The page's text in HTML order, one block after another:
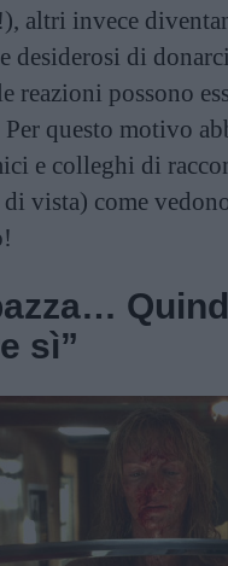
altri invece
desiderosi di
reazioni possono
questo motivo
e colleghi di
vista) come
sì”